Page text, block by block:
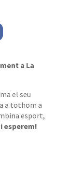
a La
el seu
a tothom a
esport,
esperem!